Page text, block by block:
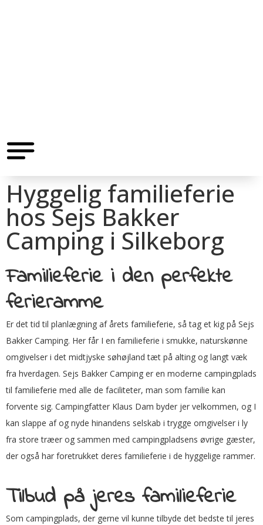
Hyggelig familieferie
hos Sejs Bakker
Camping i Silkeborg
Familieferie i den perfekte
ferieramme
Er det tid til planlægning af årets familieferie, så tag et kig på Sejs
Bakker Camping. Her får I en familieferie i smukke, naturskønne
omgivelser i det midtjyske søhøjland tæt på alting og langt væk
fra hverdagen. Sejs Bakker Camping er en moderne campingplads
til familieferie med alle de faciliteter, man som familie kan
forvente sig. Campingfatter Klaus Dam byder jer velkommen, og I
kan slappe af og nyde hinandens selskab i trygge omgivelser i ly
fra store træer og sammen med campingpladsens øvrige gæster,
der også har foretrukket deres familieferie i de hyggelige rammer.
Tilbud på jeres familieferie
Som campingplads, der gerne vil kunne tilbyde det bedste til jeres